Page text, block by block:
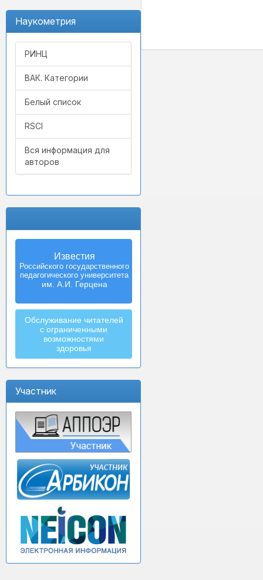
Наукометрия
РИНЦ
ВАК. Категории
Белый список
RSCI
Вся информация для
авторов
Известия
Российского государственного
педагогического университета
им. А.И. Герцена
Обслуживание читателей
с ограниченными
возможностями
здоровья
Участник